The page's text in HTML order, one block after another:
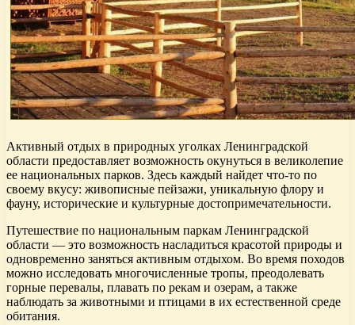
Активный отдых в природных уголках Ленинградской
области предоставляет возможность окунуться в великолепие
ее национальных парков. Здесь каждый найдет что-то по
своему вкусу: живописные пейзажи, уникальную флору и
фауну, исторические и культурные достопримечательности.
Путешествие по национальным паркам Ленинградской
области — это возможность насладиться красотой природы и
одновременно заняться активным отдыхом. Во время походов
можно исследовать многочисленные тропы, преодолевать
горные перевалы, плавать по рекам и озерам, а также
наблюдать за животными и птицами в их естественной среде
обитания.